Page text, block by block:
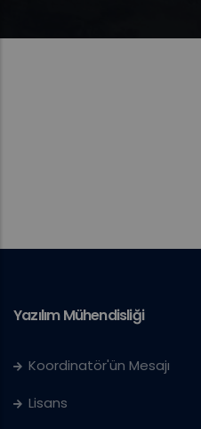
Yazılım Mühendisliği
Koordinatör'ün Mesajı
Lisans